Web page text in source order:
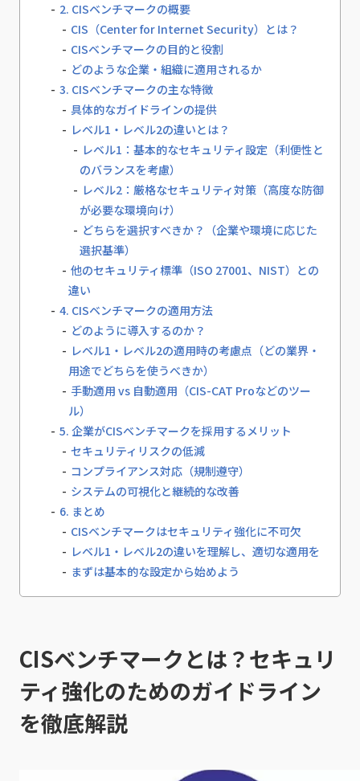
2. CISベンチマークの概要
CIS（Center for Internet Security）とは？
CISベンチマークの目的と役割
どのような企業・組織に適用されるか
3. CISベンチマークの主な特徴
具体的なガイドラインの提供
レベル1・レベル2の違いとは？
レベル1：基本的なセキュリティ設定（利便性と
のバランスを考慮）
レベル2：厳格なセキュリティ対策（高度な防御
が必要な環境向け）
どちらを選択すべきか？（企業や環境に応じた
選択基準）
他のセキュリティ標準（ISO 27001、NIST）との
違い
4. CISベンチマークの適用方法
どのように導入するのか？
レベル1・レベル2の適用時の考慮点（どの業界・
用途でどちらを使うべきか）
手動適用 vs 自動適用（CIS-CAT Proなどのツー
ル）
5. 企業がCISベンチマークを採用するメリット
セキュリティリスクの低減
コンプライアンス対応（規制遵守）
システムの可視化と継続的な改善
6. まとめ
CISベンチマークはセキュリティ強化に不可欠
レベル1・レベル2の違いを理解し、適切な適用を
まずは基本的な設定から始めよう
CISベンチマークとは？セキュリ
ティ強化のためのガイドライン
を徹底解説